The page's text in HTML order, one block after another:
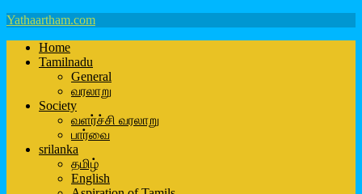
Yathaartham.com
Home
Tamilnadu
General
வரலாறு
Society
வளர்ச்சி வரலாறு
பார்வை
srilanka
தமிழ்
English